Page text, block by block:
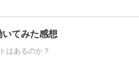
てみた感想
はあるのか？